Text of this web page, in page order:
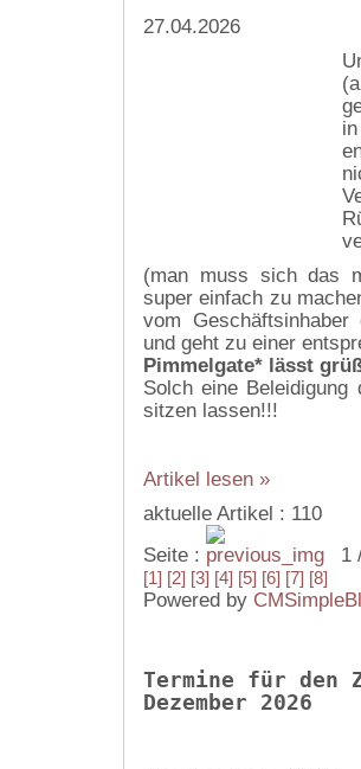
27.04.2026
(man muss sich das
super einfach zu
vom
und geht zu einer
Pimmelgate* lässt
Solch eine
sitzen lassen!!!
Artikel lesen »
aktuelle Artikel : 110
Seite :
1
[1] [2] [3] [4] [5] [6] [7] [8]
Powered by
Termine für den
Dezember 2026